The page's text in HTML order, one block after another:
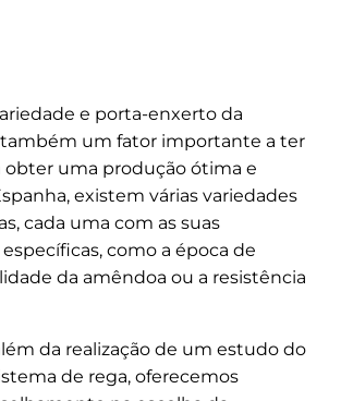
e porta-enxerto da
um fator importante a ter
obter uma produção ótima e
existem várias variedades
cada uma com as suas
como a época de
da amêndoa ou a resistência
da realização de um estudo do
de rega, oferecemos